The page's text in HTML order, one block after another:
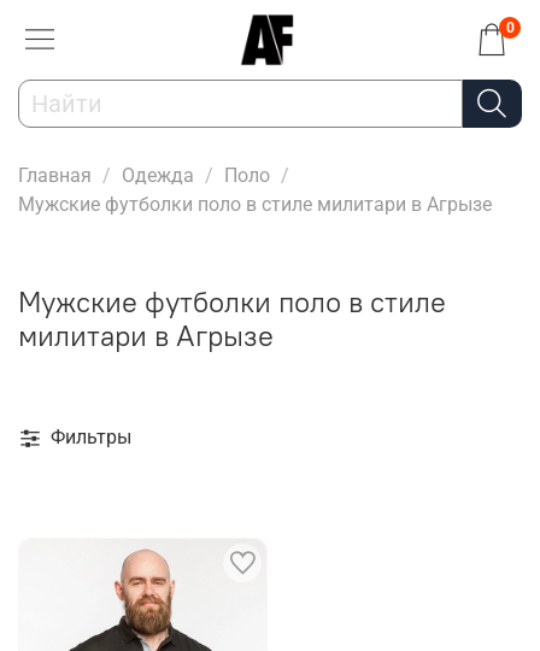
0
Главная Одежда
Поло
Мужские футболки поло в стиле милитари в Агрызе
Мужские футболки поло в стиле
милитари в Агрызе
Фильтры